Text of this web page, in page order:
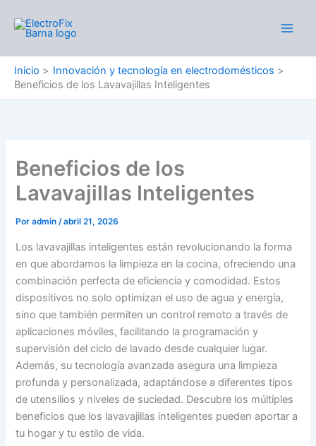
contenido
Inicio
Innovación y tecnología en electrodomésticos
Beneficios de los Lavavajillas Inteligentes
Beneficios de los
Lavavajillas Inteligentes
Poradmin/abril 21, 2026
Los lavavajillas inteligentes están revolucionando la forma
en que abordamos la limpieza en la cocina, ofreciendo una
combinación perfecta de eficiencia y comodidad. Estos
dispositivos no solo optimizan el uso de agua y energía,
sino que también permiten un control remoto a través de
aplicaciones móviles, facilitando la programación y
supervisión del ciclo de lavado desde cualquier lugar.
Además, su tecnología avanzada asegura una limpieza
profunda y personalizada, adaptándose a diferentes tipos
de utensilios y niveles de suciedad. Descubre los múltiples
beneficios que los lavavajillas inteligentes pueden aportar a
tu hogar y tu estilo de vida.